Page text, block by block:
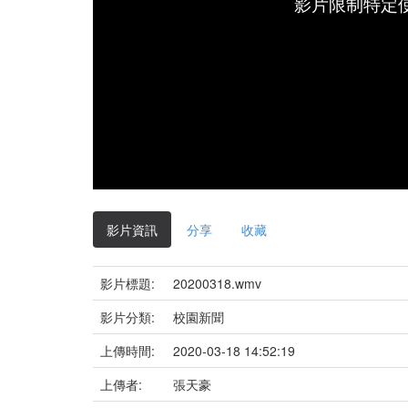
影片資訊 分享 收藏
影片標題:
20200318.wmv
影片分類:
校園新聞
上傳時間:
2020-03-18 14:52:19
上傳者:
張天豪